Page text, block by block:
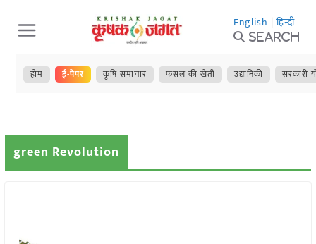
Skip
to
content
English | हिन्दी
Search
होम ई-पेपर कृषि समाचार फसल की खेती उद्यानिकी सरकारी
green Revolution